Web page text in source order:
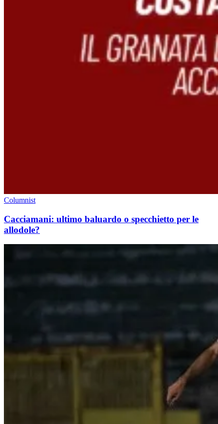
Columnist
Cacciamani: ultimo baluardo o specchietto per le
allodole?